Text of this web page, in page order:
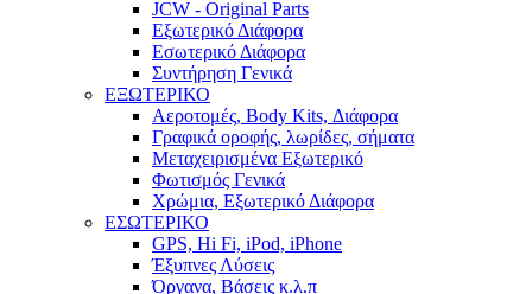
JCW - Original Parts
Εξωτερικό Διάφορα
Εσωτερικό Διάφορα
Συντήρηση Γενικά
ΕΞΩΤΕΡΙΚΟ
Αεροτομές, Body Kits, Διάφορα
Γραφικά οροφής, λωρίδες, σήματα
Μεταχειρισμένα Εξωτερικό
Φωτισμός Γενικά
Χρώμια, Εξωτερικό Διάφορα
ΕΣΩΤΕΡΙΚΟ
GPS, Hi Fi, iPod, iPhone
Έξυπνες Λύσεις
Όργανα, Βάσεις κ.λ.π